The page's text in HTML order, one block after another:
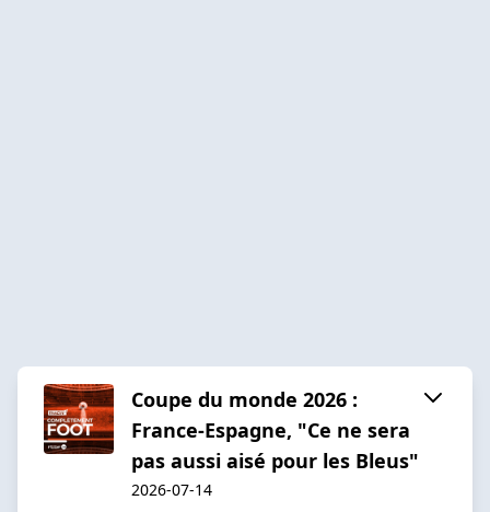
Coupe du monde 2026 :
France-Espagne, "Ce ne sera
pas aussi aisé pour les Bleus"
2026-07-14